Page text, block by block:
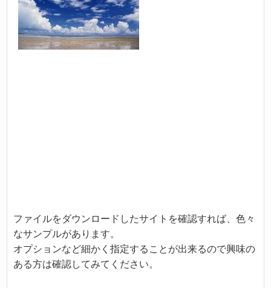
ファイルをダウンロードしたサイトを確認すれば、色々
なサンプルがあります。
オプションなど細かく指定することが出来るので興味の
ある方は確認してみてください。